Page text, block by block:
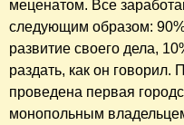
меценатом. Все
следующим образом:
развитие своего дела,
раздать, как он говорил.
проведена первая
монопольным